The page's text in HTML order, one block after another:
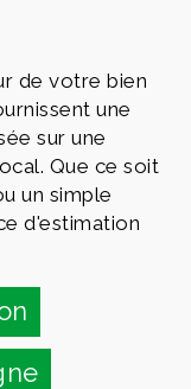
de votre bien
une
sur une
Que ce soit
un simple
d'estimation